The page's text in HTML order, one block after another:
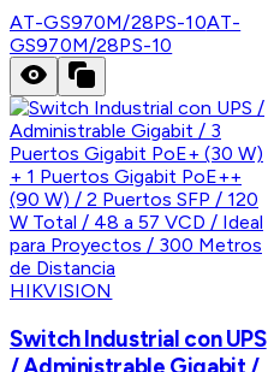
AT-GS970M/28PS-10AT-
GS970M/28PS-10
HIKVISION
Switch Industrial con UPS